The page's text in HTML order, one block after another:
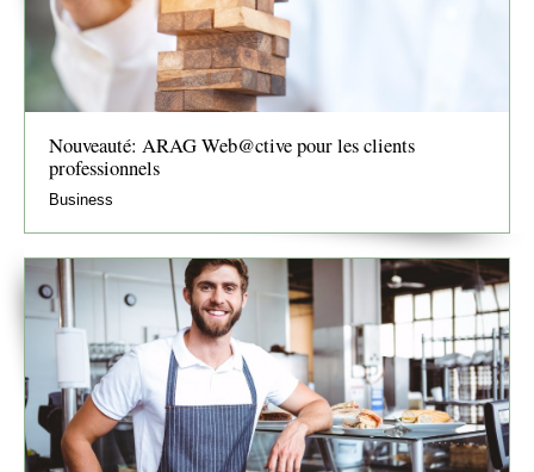
Nouveauté: ARAG Web@ctive pour les clients
professionnels
Business